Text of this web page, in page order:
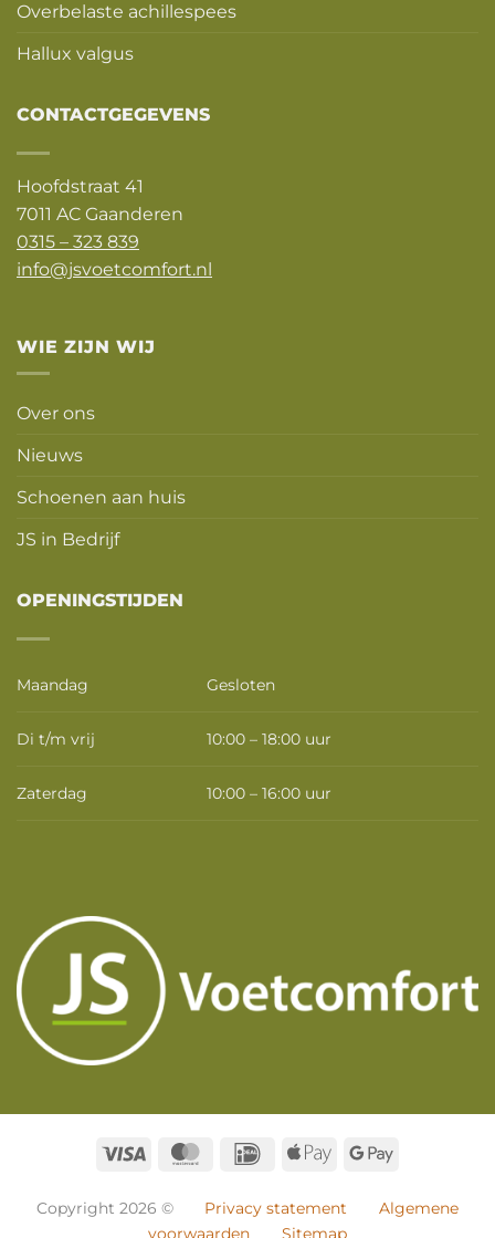
Overbelaste achillespees
Hallux valgus
CONTACTGEGEVENS
Hoofdstraat 41
7011 AC Gaanderen
0315 – 323 839
info@jsvoetcomfort.nl
WIE ZIJN WIJ
Over ons
Nieuws
Schoenen aan huis
JS in Bedrijf
OPENINGSTIJDEN
Maandag Gesloten
Di t/m vrij 10:00 – 18:00 uur
Zaterdag 10:00 – 16:00 uur
Visa MasterCard
IDeal
Apple
Google
Copyright 2026 © Privacy statement
Algemene